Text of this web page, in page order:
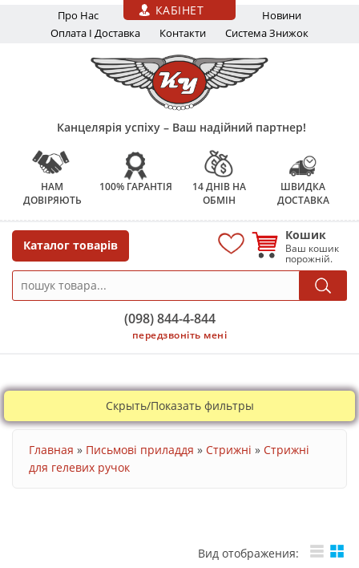
Перейти до основного вмісту
Про Нас
Новини
Оплата І Доставка
Контакти Система Знижок
КАБІНЕТ
Канцелярія успіху – Ваш надійний партнер!
НАМ
ДОВІРЯЮТЬ
100% ГАРАНТІЯ
14 ДНІВ НА
ОБМІН
ШВИДКА
ДОСТАВКА
Каталог товарів
(098) 844-4-844
передзвоніть мені
Кошик
Ваш кошик
порожній.
Скрыть/Показать фильтры
Ви є тут
Главная » Письмові приладдя » Стрижні » Стрижні
для гелевих ручок
Вид отображения: